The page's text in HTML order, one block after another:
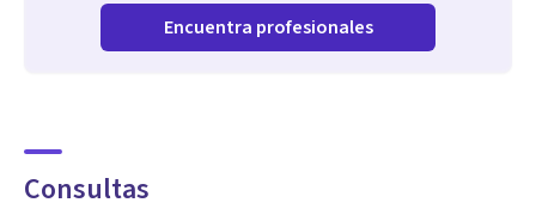
Encuentra profesionales
Consultas